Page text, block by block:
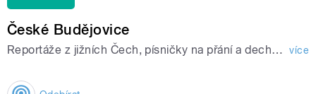
České Budějovice
Reportáže z jižních Čech, písničky na přání a dechovka. více